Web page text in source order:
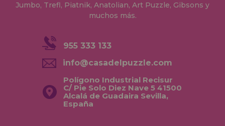
Jumbo, Trefl, Piatnik, Anatolian, Art Puzzle, Gibsons y
muchos más.
955 333 133
info@casadelpuzzle.com
Polígono Industrial Recisur
C/ Pie Solo Diez Nave 5 41500
Alcalá de Guadaira Sevilla,
España